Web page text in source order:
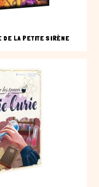
DE LA PETITE SIRÈNE